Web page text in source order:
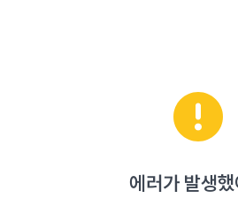
에러가 발생